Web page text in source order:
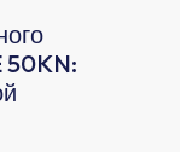
50KN: